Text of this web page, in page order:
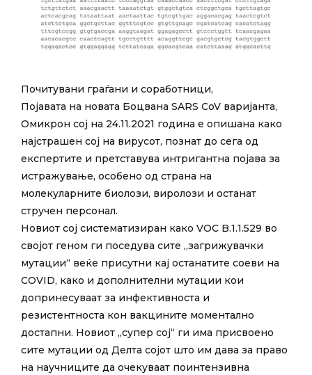
Почитувани граѓани и соработници,
Појавата на новата Боцвана SARS CoV варијанта,
Омикрон сој на 24.11.2021 година е опишана како
најстрашен сој на вирусот, познат до сега од
експертите и претставува интригантна појава за
истражување, особено од страна на
молекуларните биолози, виролози и останат
стручен персонал.
Новиот сој систематизиран како VOC B.1.1.529 во
својот геном ги поседува сите „загрижувачки
мутации“ веќе присутни кај останатите соеви на
COVID, како и дополнителни мутации кои
допринесуваат за инфективноста и
резистентноста кон вакцините моментално
достапни. Новиот „супер сој“ ги има присвоено
сите мутации од Делта сојот што им дава за право
на научниците да очекуваат поинтензивна